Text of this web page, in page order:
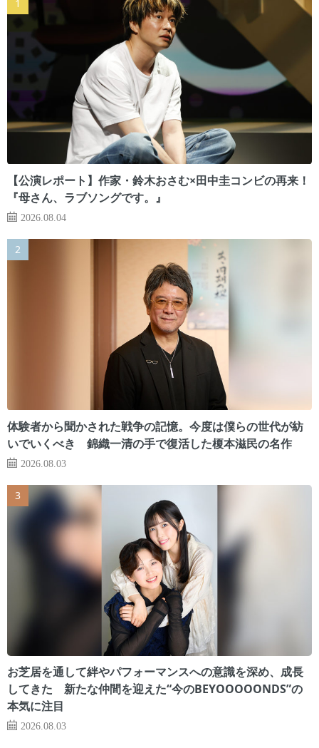
【公演レポート】作家・鈴木おさむ×田中圭コンビの再来！
『母さん、ラブソングです。』
2026.08.04
体験者から聞かされた戦争の記憶。今度は僕らの世代が紡
いでいくべき 錦織一清の手で復活した榎本滋民の名作
2026.08.03
お芝居を通して絆やパフォーマンスへの意識を深め、成長
してきた 新たな仲間を迎えた“今のBEYOOOOONDS”の
本気に注目
2026.08.03